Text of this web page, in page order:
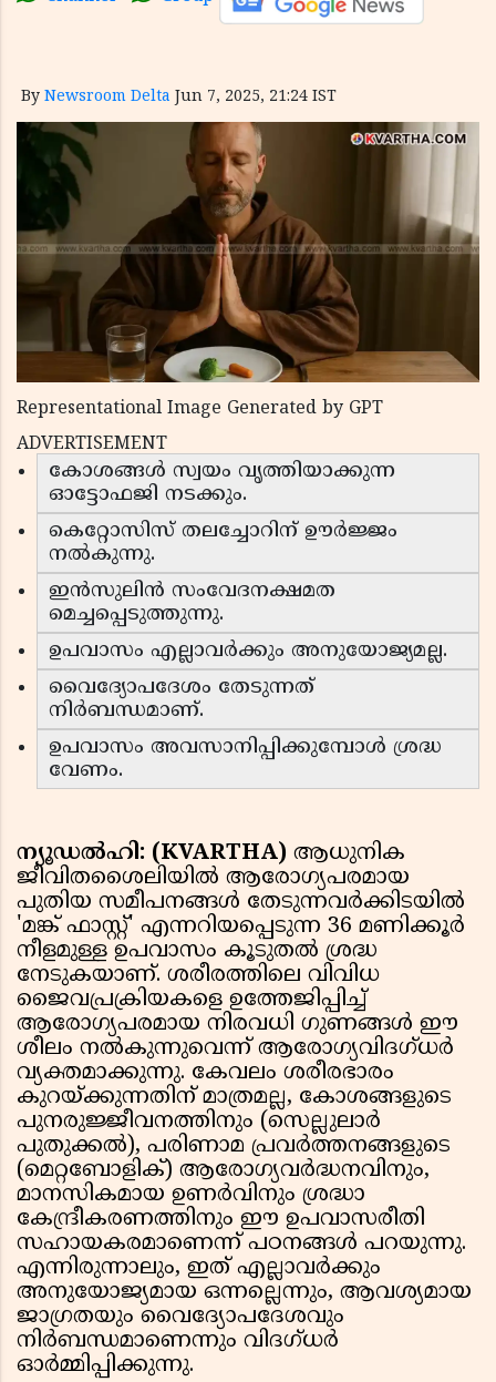
By Newsroom Delta Jun 7, 2025, 21:24 IST
Representational Image Generated by GPT
ADVERTISEMENT
കോശങ്ങൾ സ്വയം വൃത്തിയാക്കുന്ന
ഓട്ടോഫജി നടക്കും.
കെറ്റോസിസ് തലച്ചോറിന് ഊർജ്ജം
നൽകുന്നു.
ഇൻസുലിൻ സംവേദനക്ഷമത
മെച്ചപ്പെടുത്തുന്നു.
ഉപവാസം എല്ലാവർക്കും അനുയോജ്യമല്ല.
വൈദ്യോപദേശം തേടുന്നത്
നിർബന്ധമാണ്.
ഉപവാസം അവസാനിപ്പിക്കുമ്പോൾ ശ്രദ്ധ
വേണം.
ന്യൂഡൽഹി: (KVARTHA) ആധുനിക
ജീവിതശൈലിയിൽ ആരോഗ്യപരമായ
പുതിയ സമീപനങ്ങൾ തേടുന്നവർക്കിടയിൽ
'മങ്ക് ഫാസ്റ്റ്' എന്നറിയപ്പെടുന്ന 36 മണിക്കൂർ
നീളമുള്ള ഉപവാസം കൂടുതൽ ശ്രദ്ധ
നേടുകയാണ്. ശരീരത്തിലെ വിവിധ
ജൈവപ്രക്രിയകളെ ഉത്തേജിപ്പിച്ച്
ആരോഗ്യപരമായ നിരവധി ഗുണങ്ങൾ ഈ
ശീലം നൽകുന്നുവെന്ന് ആരോഗ്യവിദഗ്ധർ
വ്യക്തമാക്കുന്നു. കേവലം ശരീരഭാരം
കുറയ്ക്കുന്നതിന് മാത്രമല്ല, കോശങ്ങളുടെ
പുനരുജ്ജീവനത്തിനും (സെല്ലുലാർ
പുതുക്കൽ), പരിണാമ പ്രവർത്തനങ്ങളുടെ
(മെറ്റബോളിക്) ആരോഗ്യവർദ്ധനവിനും,
മാനസികമായ ഉണർവിനും ശ്രദ്ധാ
കേന്ദ്രീകരണത്തിനും ഈ ഉപവാസരീതി
സഹായകരമാണെന്ന് പഠനങ്ങൾ പറയുന്നു.
എന്നിരുന്നാലും, ഇത് എല്ലാവർക്കും
അനുയോജ്യമായ ഒന്നല്ലെന്നും, ആവശ്യമായ
ജാഗ്രതയും വൈദ്യോപദേശവും
നിർബന്ധമാണെന്നും വിദഗ്ധർ
ഓർമ്മിപ്പിക്കുന്നു.